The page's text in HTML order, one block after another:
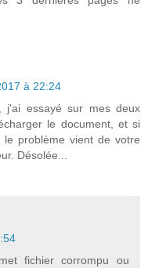
à 22:24
j'ai essayé sur mes deux
le document, et si
problème vient de votre
Désolée...
fichier corrompu ou